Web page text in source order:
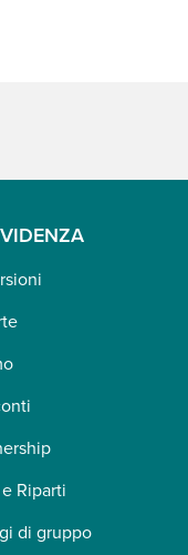
Riparti
di gruppo